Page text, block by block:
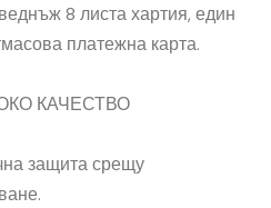
8 листа хартия, един
платежна карта.
КАЧЕСТВО
защита срещу